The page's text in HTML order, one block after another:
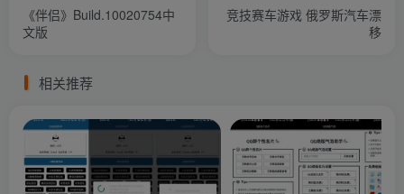
《伴侣》Build.10020754中
文版
竞技赛车游戏 俄罗斯汽车漂
移
相关推荐